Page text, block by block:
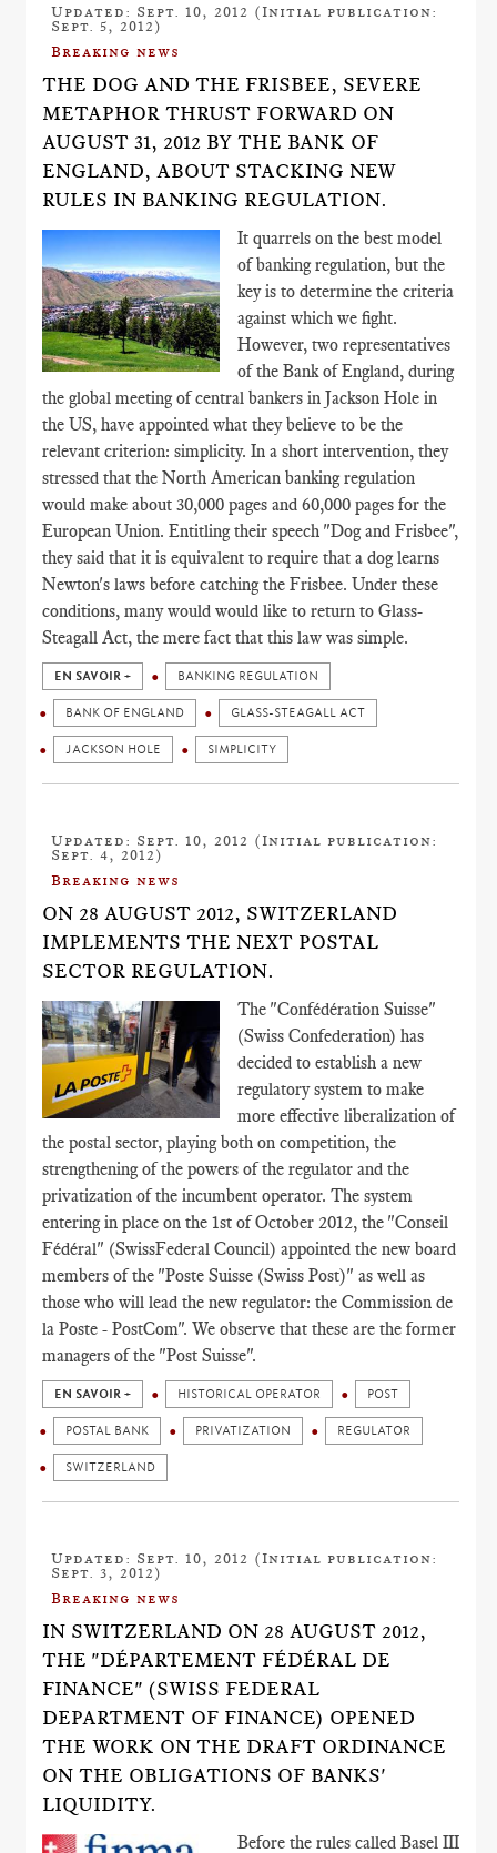
Updated: Sept. 10, 2012 (Initial publication:
Sept. 5, 2012)
Breaking news
THE DOG AND THE FRISBEE, SEVERE
METAPHOR THRUST FORWARD ON
AUGUST 31, 2012 BY THE BANK OF
ENGLAND, ABOUT STACKING NEW
RULES IN BANKING REGULATION.
It quarrels on the best model
of banking regulation, but the
key is to determine the criteria
against which we fight.
However, two representatives
of the Bank of England, during
the global meeting of central bankers in Jackson Hole in
the US, have appointed what they believe to be the
relevant criterion: simplicity. In a short intervention, they
stressed that the North American banking regulation
would make about 30,000 pages and 60,000 pages for the
European Union. Entitling their speech "Dog and Frisbee",
they said that it is equivalent to require that a dog learns
Newton's laws before catching the Frisbee. Under these
conditions, many would would like to return to Glass-
Steagall Act, the mere fact that this law was simple.
EN SAVOIR + BANKING REGULATION
BANK OF ENGLAND GLASS-STEAGALL ACT
JACKSON HOLE SIMPLICITY
Updated: Sept. 10, 2012 (Initial publication:
Sept. 4, 2012)
Breaking news
ON 28 AUGUST 2012, SWITZERLAND
IMPLEMENTS THE NEXT POSTAL
SECTOR REGULATION.
The "Confédération Suisse"
(Swiss Confederation) has
decided to establish a new
regulatory system to make
more effective liberalization of
the postal sector, playing both on competition, the
strengthening of the powers of the regulator and the
privatization of the incumbent operator. The system
entering in place on the 1st of October 2012, the "Conseil
Fédéral" (SwissFederal Council) appointed the new board
members of the "Poste Suisse (Swiss Post)" as well as
those who will lead the new regulator: the Commission de
la Poste - PostCom". We observe that these are the former
managers of the "Post Suisse".
EN SAVOIR + HISTORICAL OPERATOR POST
POSTAL BANK PRIVATIZATION REGULATOR
SWITZERLAND
Updated: Sept. 10, 2012 (Initial publication:
Sept. 3, 2012)
Breaking news
IN SWITZERLAND ON 28 AUGUST 2012,
THE "DÉPARTEMENT FÉDÉRAL DE
FINANCE" (SWISS FEDERAL
DEPARTMENT OF FINANCE) OPENED
THE WORK ON THE DRAFT ORDINANCE
ON THE OBLIGATIONS OF BANKS'
LIQUIDITY.
Before the rules called Basel III